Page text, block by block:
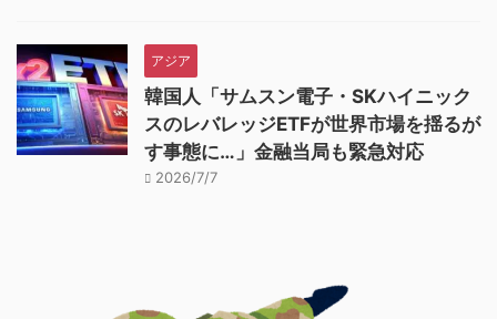
アジア
韓国人「サムスン電子・SKハイニック
スのレバレッジETFが世界市場を揺るが
す事態に…」金融当局も緊急対応
2026/7/7